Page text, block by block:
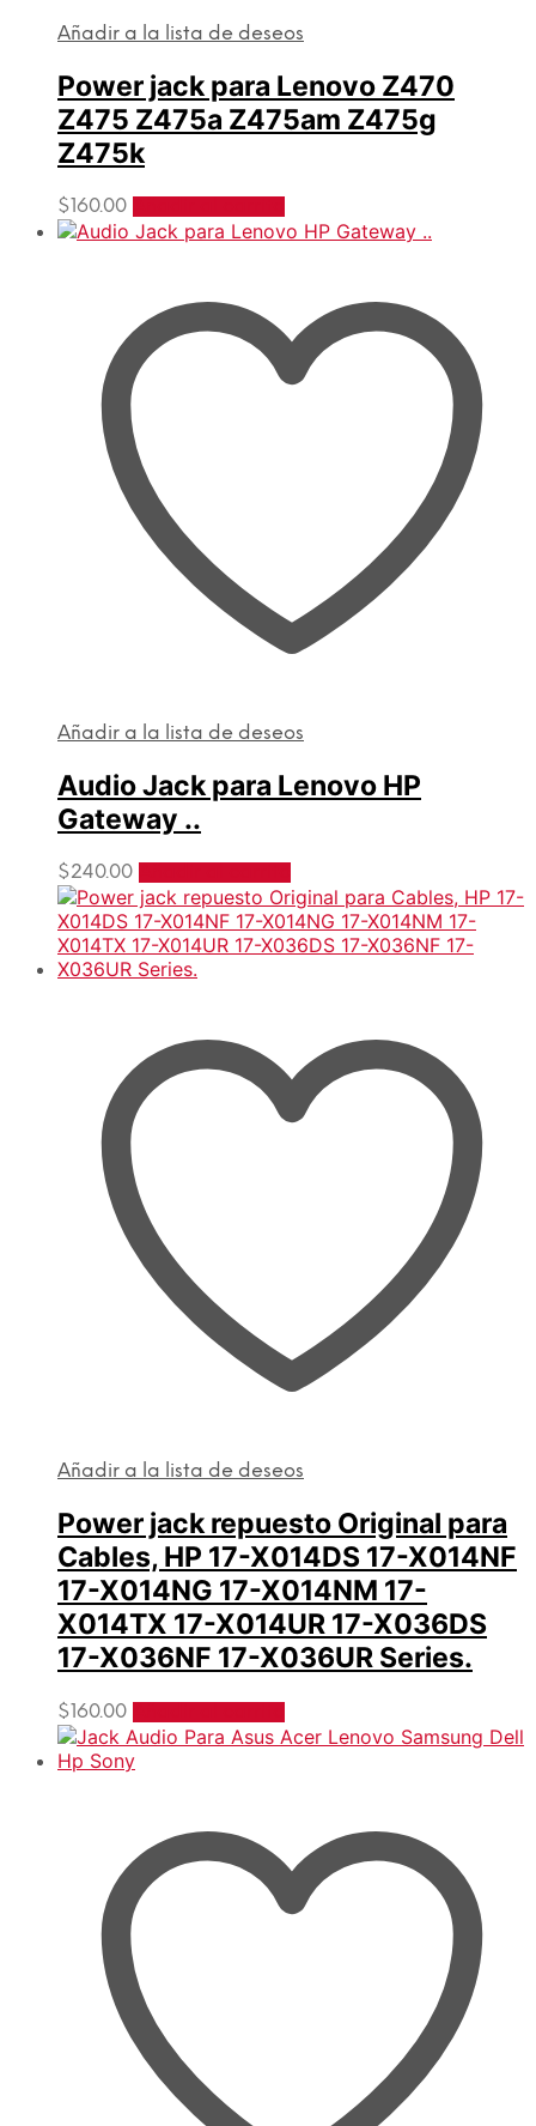
Añadir a la lista de deseos
Power jack para Lenovo Z470
Z475 Z475a Z475am Z475g
Z475k
$160.00
Añadir a la lista de deseos
Audio Jack para Lenovo HP
Gateway ..
$240.00
Añadir a la lista de deseos
Power jack repuesto Original para
Cables, HP 17-X014DS 17-X014NF
17-X014NG 17-X014NM 17-
X014TX 17-X014UR 17-X036DS
17-X036NF 17-X036UR Series.
$160.00